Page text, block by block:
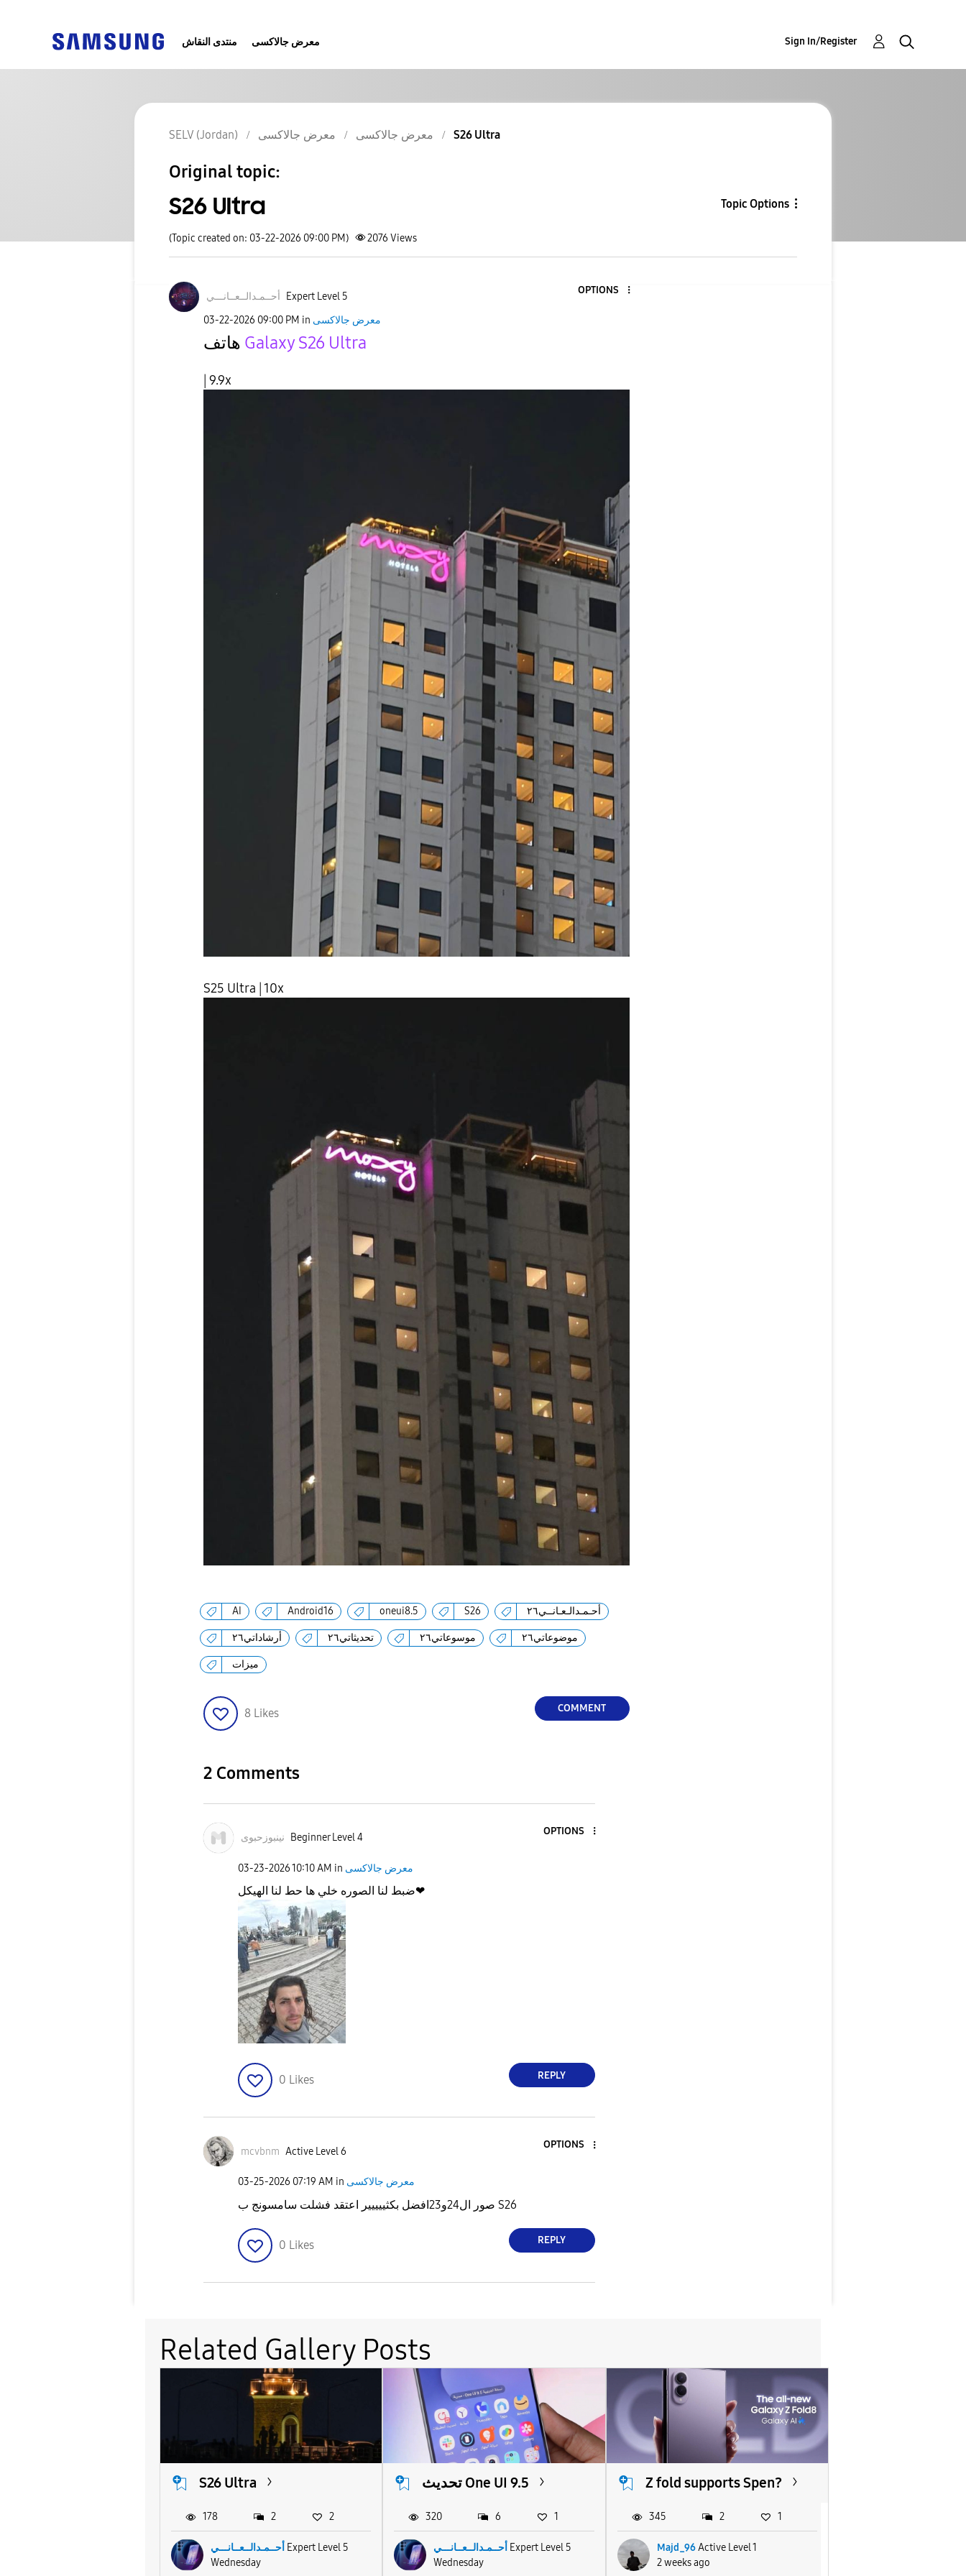
منتدى النقاش معرض جالاكسى Sign In/Register
SELV (Jordan) معرض جالاكسى معرض جالاكسى S26 Ultra
Original topic:
S26 Ultra Topic Options
(Topic created on: 03-22-2026 09:00 PM) 2076 Views
أحــمـدالــعــانـــي Expert Level 5
OPTIONS
‎03-22-2026 09:00 PM in معرض جالاكسى
Galaxy S26 Ultra
| 9.9x
S25 Ultra | 10x
AI Android16 oneui8.5 S26 أحـمـدالـعـانــي٢٦
أرشاداتي٢٦ تحديثاتي٢٦ موسوعاتي٢٦ موضوعاتي٢٦
ميزات
8 Likes COMMENT
2 Comments
نینبوزحبوی Beginner Level 4
OPTIONS
‎03-23-202610:10 AM in معرض جالاكسى
ضبط لنا الصوره خلي ها حط لنا الهيكل❤
0 Likes REPLY
mcvbnm Active Level 6
OPTIONS
‎03-25-2026 07:19 AM in معرض جالاكسى
صور ال24و23افضل بكثييييير اعتقد فشلت سامسونج ب S26
0 Likes REPLY
Related Gallery Posts
S26 Ultra
أحــمـدالــعــانـــي Expert Level 5
Wednesday
178 2 2
تحديث One UI 9.5
أحــمـدالــعــانـــي Expert Level 5
Wednesday
320 6 1
Z fold supports Spen?
Majd_96Active Level 1
2 weeks ago
345 2 1